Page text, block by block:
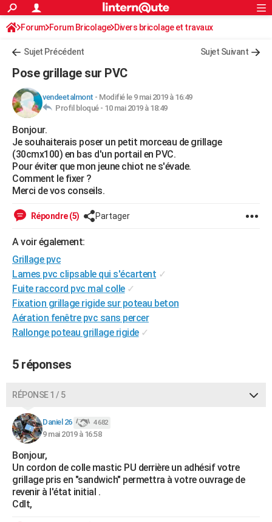
ACTUALITÉS
Politique
Société
Faits Divers
Education
Monde
Villes
+
FINANCE
Retraite
Impôts
Epargne
Immobilier
Risques naturels par ville
Banque
Assurance
Crédit
AUTO
Essais
Réserver un essai
Citadines
Berlines
SUV
Forum auto
+HIGH-TECH
Mobiles
Meilleur smartphone
Internet
Ordinateurs
Jeux vidéo
Guide high-tech
+BRICOLAGE
Forum
Aménagement intérieur
Extérieur
Cuisine
Salle de bains
Jardinage
Rangement
WEEK-END
Guides de France
Escapades
Patrimoine
Expositions
Musées
Week-end nature
LIFESTYLE
SANTE
Alimentation
Guide de la santé
Maladies
Médicaments
Sommeil
VOYAGE
Destinations
City break
Voyage nature
Voyage de noces
Forum
Climat
+PHOTO
GUIDES D'ACHAT
BONS PLANS
CARTE DE VOEUX
COPAINS D'AVANT
S'inscrire
Se connecter
Lycées
Collèges
Primaires
Universités
Entreprises
Service militaire
Avis de recherche
AVIS DE DÉCÈS
FORUM
Bricolage
Lifestyle
Culture
Sport
Auto
Television
Voyage
Cinema
Rechercher
S'inscrire
Connexion
Forum Forum Bricolage Divers bricolage et travaux
Sujet Précédent Sujet Suivant
Pose grillage sur PVC
vendeetalmont - Modifié le 9 mai 2019 à 16:49
Profil bloqué - 10 mai 2019 à 18:49
Bonjour.
Je souhaiterais poser un petit morceau de grillage
(30cmx100) en bas d'un portail en PVC.
Pour éviter que mon jeune chiot ne s'évade.
Comment le fixer ?
Merci de vos conseils.
Répondre (5) Partager
A voir également:
Grillage pvc
Lames pvc clipsable qui s'écartent ✓
Fuite raccord pvc mal colle ✓
Fixation grillage rigide sur poteau beton
Aération fenêtre pvc sans percer
Rallonge poteau grillage rigide ✓
5 réponses
RÉPONSE 1 / 5
Daniel 26 4 682
9 mai 2019 à 16:58
Bonjour,
Un cordon de colle mastic PU derrière un adhésif votre
grillage pris en "sandwich" permettra à votre ouvrage de
revenir à l'état initial .
Cdlt,